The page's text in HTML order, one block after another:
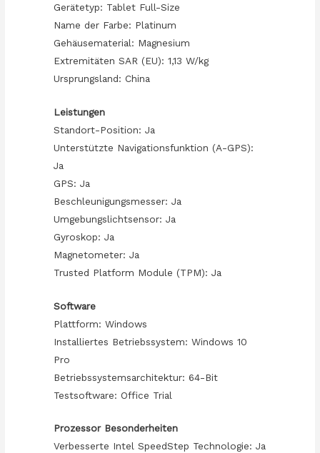
Gerätetyp: Tablet Full-Size
Name der Farbe: Platinum
Gehäusematerial: Magnesium
Extremitäten SAR (EU): 1,13 W/kg
Ursprungsland: China
Leistungen
Standort-Position: Ja
Unterstützte Navigationsfunktion (A-GPS):
Ja
GPS: Ja
Beschleunigungsmesser: Ja
Umgebungslichtsensor: Ja
Gyroskop: Ja
Magnetometer: Ja
Trusted Platform Module (TPM): Ja
Software
Plattform: Windows
Installiertes Betriebssystem: Windows 10
Pro
Betriebssystemsarchitektur: 64-Bit
Testsoftware: Office Trial
Prozessor Besonderheiten
Verbesserte Intel SpeedStep Technologie: Ja